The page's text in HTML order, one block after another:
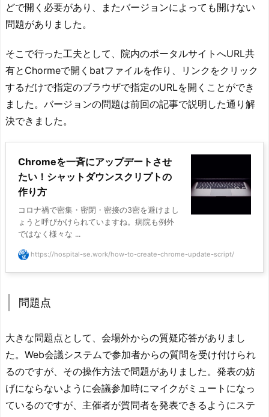
どで開く必要があり、またバージョンによっても開けない
問題がありました。
そこで行った工夫として、院内のポータルサイトへURL共
有とChormeで開くbatファイルを作り、リンクをクリック
するだけで指定のブラウザで指定のURLを開くことができ
ました。バージョンの問題は前回の記事で説明した通り解
決できました。
Chromeを一斉にアップデートさせ
たい！シャットダウンスクリプトの
作り方
コロナ禍で密集・密閉・密接の3密を避けまし
ょうと呼びかけられていますね。病院も例外
ではなく様々な ...
https://hospital-se.work/how-to-create-chrome-update-script/
問題点
大きな問題点として、会場外からの質疑応答がありまし
た。Web会議システムで参加者からの質問を受け付けられ
るのですが、その操作方法で問題がありました。発表の妨
げにならないように会議参加時にマイクがミュートになっ
ているのですが、主催者が質問者を発表できるようにステ